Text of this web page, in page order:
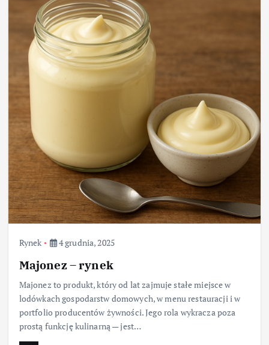
Rynek 4 grudnia, 2025
Majonez – rynek
Majonez to produkt, który od lat zajmuje stałe miejsce w
lodówkach gospodarstw domowych, w menu restauracji i w
portfolio producentów żywności. Jego rola wykracza poza
prostą funkcję kulinarną — jest…